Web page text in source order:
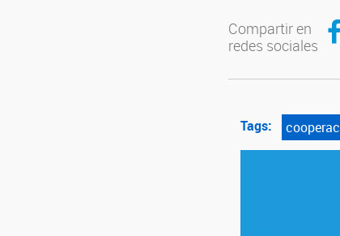
Compartir en
redes sociales
Tags: